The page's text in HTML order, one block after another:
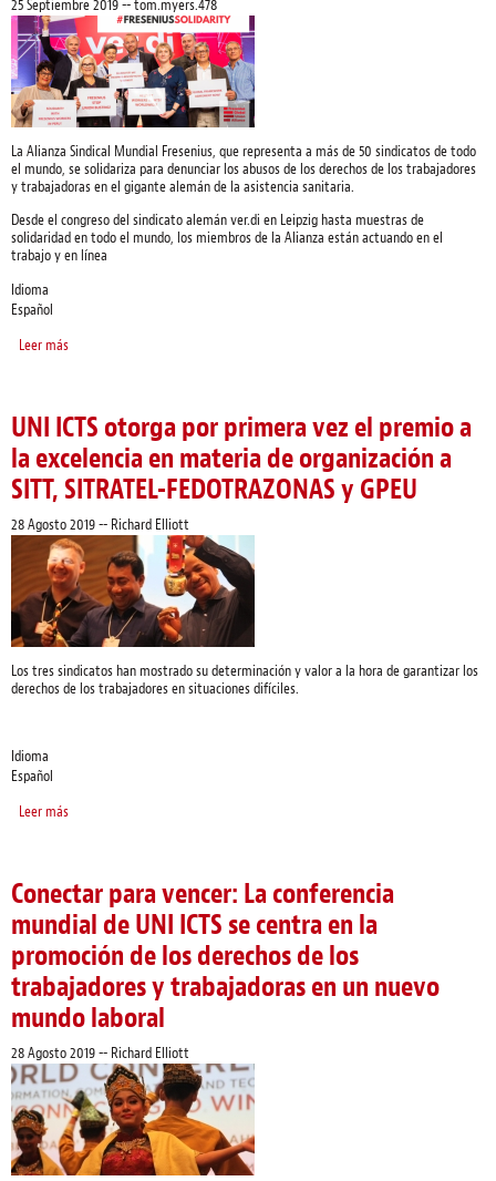
25 Septiembre 2019 -- tom.myers.478
La Alianza Sindical Mundial Fresenius, que representa a más de 50 sindicatos de todo
el mundo, se solidariza para denunciar los abusos de los derechos de los trabajadores
y trabajadoras en el gigante alemán de la asistencia sanitaria.
Desde el congreso del sindicato alemán ver.di en Leipzig hasta muestras de
solidaridad en todo el mundo, los miembros de la Alianza están actuando en el
trabajo y en línea
Idioma
Español
Leer más
UNI ICTS otorga por primera vez el premio a
la excelencia en materia de organización a
SITT, SITRATEL-FEDOTRAZONAS y GPEU
28 Agosto 2019 -- Richard Elliott
Los tres sindicatos han mostrado su determinación y valor a la hora de garantizar los
derechos de los trabajadores en situaciones difíciles.
Idioma
Español
Leer más
Conectar para vencer: La conferencia
mundial de UNI ICTS se centra en la
promoción de los derechos de los
trabajadores y trabajadoras en un nuevo
mundo laboral
28 Agosto 2019 -- Richard Elliott